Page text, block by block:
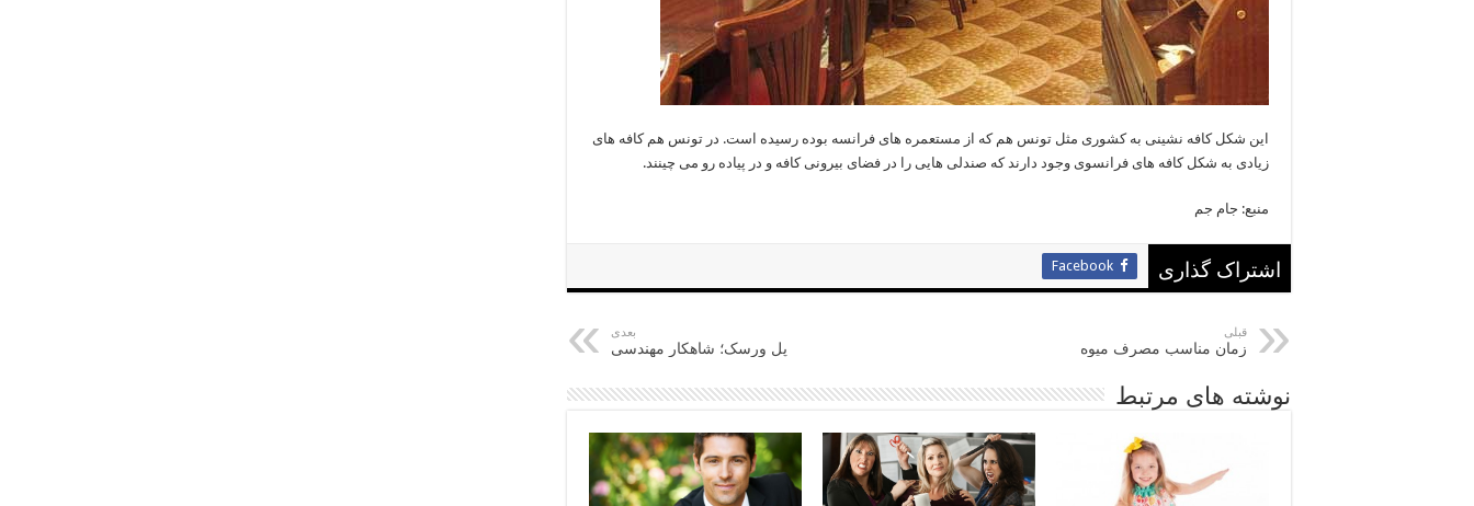
این شکل کافه نشینی به کشوری مثل تونس هم که از مستعمره های فرانسه بوده رسیده است. در تونس هم کافه های
زیادی به شکل کافه های فرانسوی وجود دارند که صندلی هایی را در فضای بیرونی کافه و در پیاده رو می چینند.
منبع: جام جم
اشتراک گذاری Facebook
قبلی
زمان مناسب مصرف میوه
بعدی
پل وِرِسک؛ شاهکار مهندسی
نوشته های مرتبط